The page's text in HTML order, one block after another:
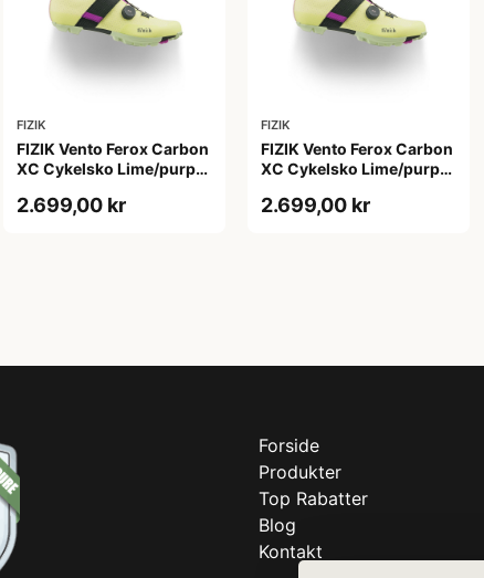
FIZIK
FIZIK Vento Ferox Carbon
XC Cykelsko Lime/purple
2.699,00 kr
FIZIK
FIZIK Vento Ferox Carbon
XC Cykelsko Lime/purple
2.699,00 kr
Forside
Produkter
Top Rabatter
Blog
Kontakt